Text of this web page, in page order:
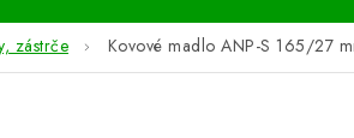
zástrče Kovové madlo ANP-S 165/27